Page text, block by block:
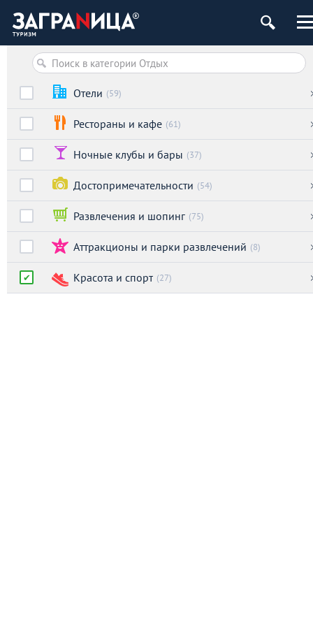
Отели (59)
Рестораны и кафе (61)
Ночные клубы и бары (37)
Достопримечательности (54)
Развлечения и шопинг (75)
Аттракционы и парки развлечений (8)
Красота и спорт (27)